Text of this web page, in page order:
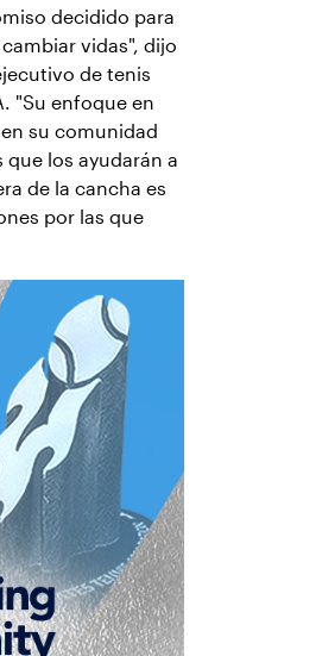
decidido para
vidas", dijo
de tenis
"Su enfoque en
su comunidad
los ayudarán a
de la cancha es
por las que